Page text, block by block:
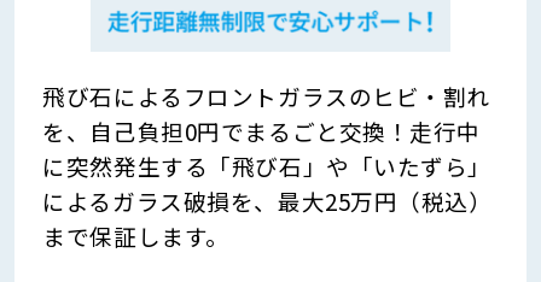
飛び石によるフロントガラスのヒビ・割れ
を、自己負担0円でまるごと交換！走行中
に突然発生する「飛び石」や「いたずら」
によるガラス破損を、最大25万円（税込）
まで保証します。